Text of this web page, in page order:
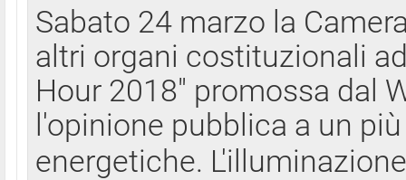
Sabato 24 marzo la
altri organi costituzionali
Hour 2018" promossa dal
l'opinione pubblica a un
energetiche.